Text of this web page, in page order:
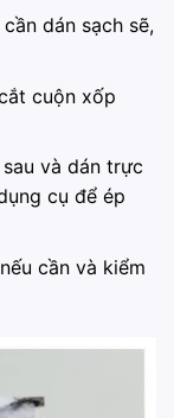
dán sạch sẽ,
cuộn xốp
và dán trực
cụ để ép
cần và kiểm